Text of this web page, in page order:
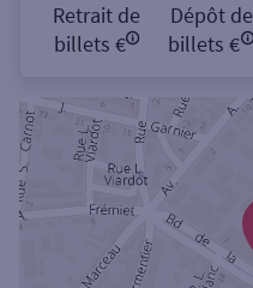
Retrait de
billets €
Dépôt de
billets €